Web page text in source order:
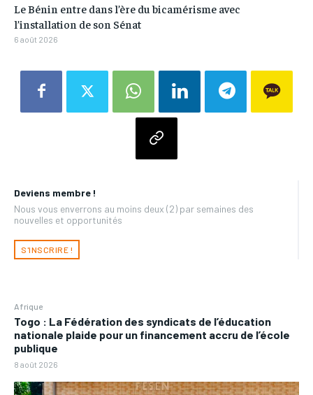
Deviens membre !
Nous vous enverrons au moins deux (2) par semaines des
nouvelles et opportunités
S'INSCRIRE !
Afrique
Togo : La Fédération des syndicats de l’éducation
nationale plaide pour un financement accru de l’école
publique
8 août 2026
Le Bénin entre dans l’ère du bicamérisme avec
l’installation de son Sénat
6 août 2026